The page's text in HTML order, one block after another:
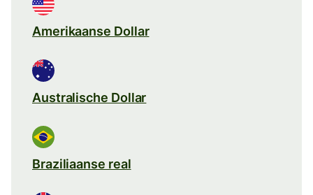
Amerikaanse Dollar
Australische Dollar
Braziliaanse real